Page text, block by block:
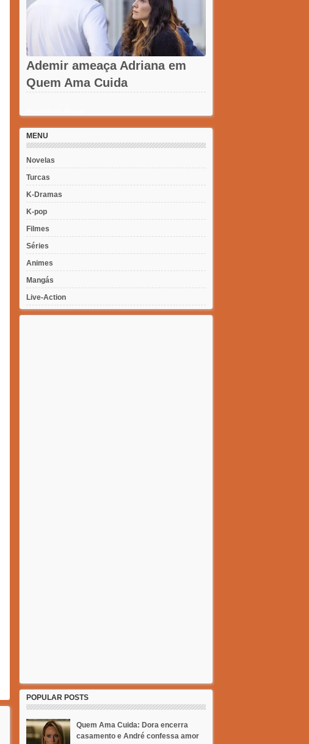
Ademir ameaça Adriana em
Quem Ama Cuida
MENU
Novelas
Turcas
K-Dramas
K-pop
Filmes
Séries
Animes
Mangás
Live-Action
POPULAR POSTS
Quem Ama Cuida: Dora encerra
casamento e André confessa amor